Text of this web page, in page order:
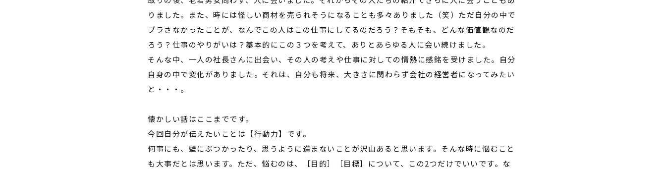
りました。また、時には怪しい商材を売られそうになることも多々ありました（笑）ただ自分の中で
ブラさなかったことが、なんでこの人はこの仕事にしてるのだろう？そもそも、どんな価値観なのだ
ろう？仕事のやりがいは？基本的にこの３つを考えて、ありとあらゆる人に会い続けました。
そんな中、一人の社長さんに出会い、その人の考えや仕事に対しての情熱に感銘を受けました。自分
自身の中で変化がありました。それは、自分も将来、大きさに関わらず会社の経営者になってみたい
と・・・。
懐かしい話はここまでです。
今回自分が伝えたいことは【行動力】です。
何事にも、壁にぶつかったり、思うように進まないことが沢山あると思います。そんな時に悩むこと
も大事だとは思います。ただ、悩むのは、［目的］［目標］について、この2つだけでいいです。な